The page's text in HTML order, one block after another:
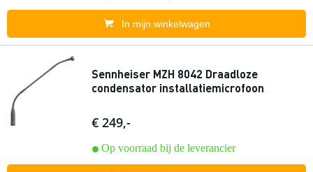
In mijn winkelwagen
Sennheiser MZH 8042 Draadloze
condensator installatiemicrofoon
€ 249,-
Op voorraad bij de leverancier